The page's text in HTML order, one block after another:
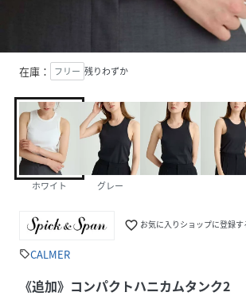
在庫： フリー 残りわずか
ホワイト グレー
favorite_border お気に入りショップに登録す
sellCALMER
《追加》コンパクトハニカムタンク2